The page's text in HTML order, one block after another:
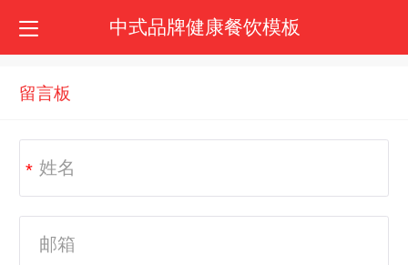
中式品牌健康餐饮模板
留言板
*